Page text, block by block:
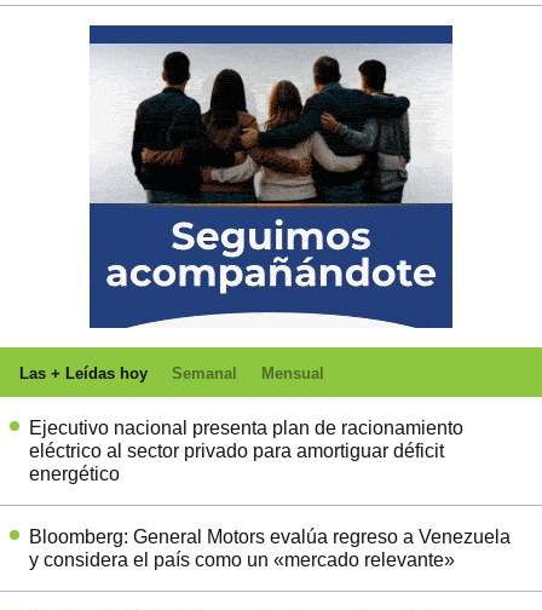
Las + Leídas hoy Semanal Mensual
Ejecutivo nacional presenta plan de racionamiento
eléctrico al sector privado para amortiguar déficit
energético
Bloomberg: General Motors evalúa regreso a Venezuela
y considera el país como un «mercado relevante»